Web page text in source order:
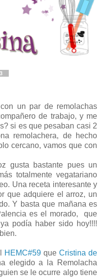
un par de remolachas
de trabajo, y me
si es que pesaban casi 2
remolachera, de hecho
cercano, vamos que con
gusta bastante pues un
totalmente vegatariano
Una receta interesante y
que adquiere el arroz, un
Y basta que mañana es
es el morado, que
podía haber sido hoy!!!!
HEMC#59 queCristina de
elegido a la Remolacha
se le ocurre algo tiene